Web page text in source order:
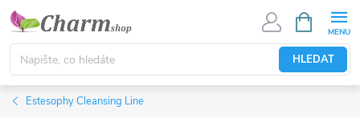
Přejít
obsah
HLEDAT
NÁKUPNÍ
KOŠÍK
Estesophy Cleansing Line